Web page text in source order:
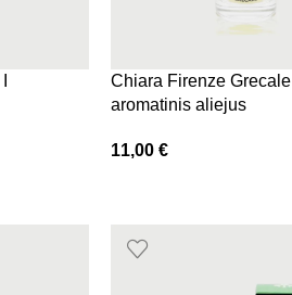
Chiara Firenze Grecale I
aromatinis aliejus
11,00 €